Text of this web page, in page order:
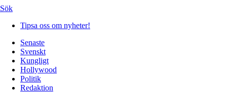
Sök
Tipsa oss om nyheter!
Senaste
Svenskt
Kungligt
Hollywood
Politik
Redaktion